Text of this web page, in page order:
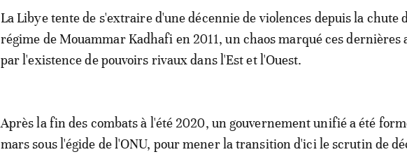
La Libye tente de s'extraire d'une décennie de violences depuis la chute
régime de Mouammar Kadhafi en 2011, un chaos marqué ces dernières
par l'existence de pouvoirs rivaux dans l'Est et l'Ouest.
Après la fin des combats à l'été 2020, un gouvernement unifié a été
mars sous l'égide de l'ONU, pour mener la transition d'ici le scrutin de